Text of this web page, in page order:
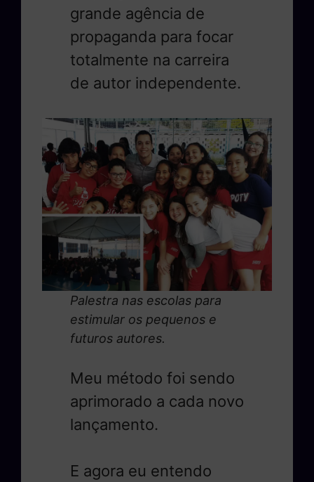
grande agência de
propaganda para focar
totalmente na carreira
de autor independente.
Palestra nas escolas para
estimular os pequenos e
futuros autores.
Meu método foi sendo
aprimorado a cada novo
lançamento.
E agora eu entendo